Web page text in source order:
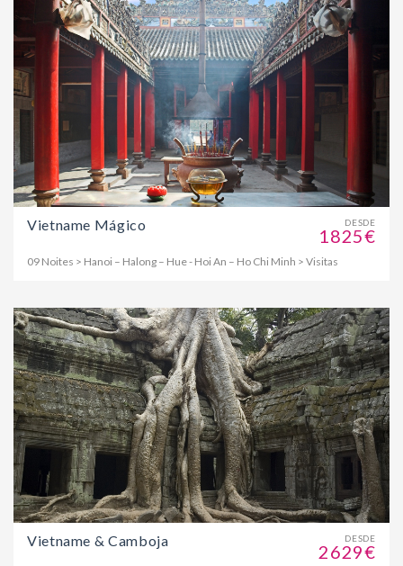
DESDE
1825€
Vietname Mágico
09 Noites > Hanoi – Halong – Hue - Hoi An – Ho Chi Minh > Visitas
DESDE
2629€
Vietname & Camboja